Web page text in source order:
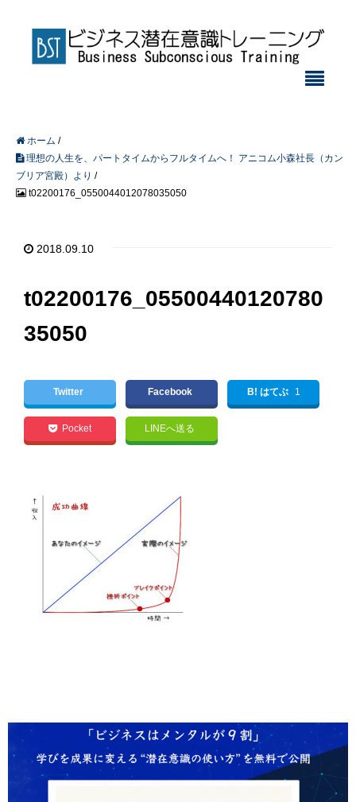
ホーム /
理想の人生を、パートタイムからフルタイムへ！ アニコム小森社長（カン
ブリア宮殿）より /
t02200176_0550044012078035050
2018.09.10
t02200176_05500440120780
35050
Twitter Facebook B! はてぶ 1
Pocket LINEへ送る